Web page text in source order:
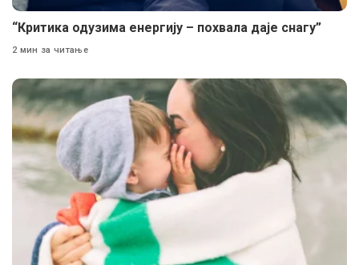
“Критика одузима енергију – похвала даје снагу”
2 мин за читање